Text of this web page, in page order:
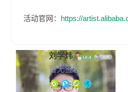
活动官网： https://
刘学炜
暂无签名